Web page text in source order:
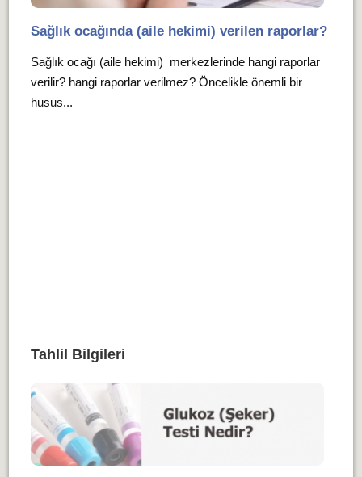
Sağlık ocağında (aile hekimi) verilen raporlar?
Sağlık ocağı (aile hekimi) merkezlerinde hangi raporlar
verilir? hangi raporlar verilmez? Öncelikle önemli bir
husus...
Tahlil Bilgileri